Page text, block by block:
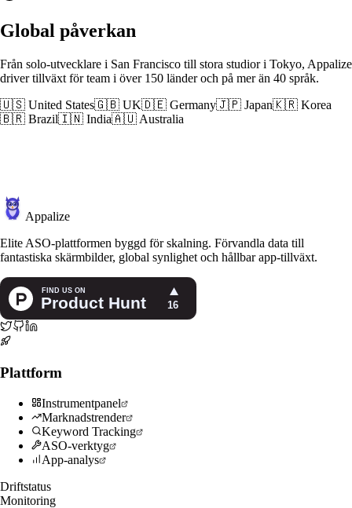
Global påverkan
Från solo-utvecklare i San Francisco till stora studior i Tokyo, Appalize
driver tillväxt för team i över 150 länder och på mer än 40 språk.
🇺🇸 United States🇬🇧 UK🇩🇪 Germany🇯🇵 Japan🇰🇷 Korea
🇧🇷 Brazil🇮🇳 India🇦🇺 Australia
Appalize
Elite ASO-plattformen byggd för skalning. Förvandla data till
fantastiska skärmbilder, global synlighet och hållbar app-tillväxt.
Plattform
Instrumentpanel
Marknadstrender
Keyword Tracking
ASO-verktyg
App-analys
Driftstatus
Monitoring